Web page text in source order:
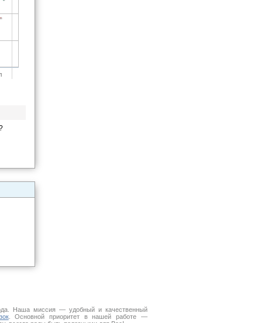
Наша миссия — удобный и качественный
. Основной приоритет в нашей работе —